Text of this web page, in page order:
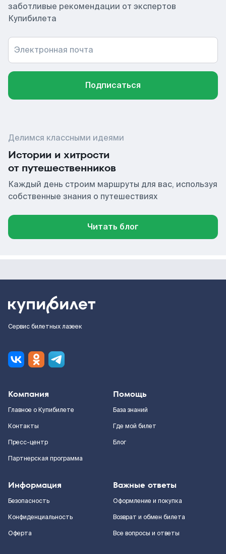
заботливые рекомендации от экспертов
Купибилета
Электронная почта
Подписаться
Делимся классными идеями
Истории и хитрости
от путешественников
Каждый день строим маршруты для вас, используя
собственные знания о путешествиях
Читать блог
Сервис билетных лазеек
Компания
Главное о Купибилете
Контакты
Пресс-центр
Партнерская программа
Помощь
База знаний
Где мой билет
Блог
Информация
Безопасность
Конфиденциальность
Оферта
Важные ответы
Оформление и покупка
Возврат и обмен билета
Все вопросы и ответы